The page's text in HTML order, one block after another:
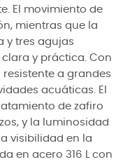
El movimiento de
mientras que la
y tres agujas
y práctica. Con
resistente a grandes
acuáticas. El
de zafiro
y la luminosidad
visibilidad en la
en acero 316 L con